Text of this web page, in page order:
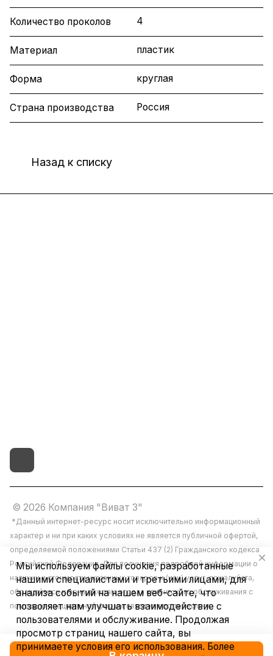
Количество проколов 4
Материал пластик
Форма круглая
Страна производства Россия
Назад к списку
© 2026 Компания "Виват 3"
*Данный интернет-ресурс носит исключительно информационный
характер и ни при каких условиях не является публичной офертой,
определяемой положениями Статьи 437 (2) Гражданского кодекса
Российской Федерации. Для получения подробной информации о
наличии и стоимости указанных товаров и (или) услуг, пожалуйста,
обращайтесь к менеджерам отдела клиентского обслуживания с
помощью специальной формы связи или по телефону.
Мы используем файлы cookie, разработанные
нашими специалистами и третьими лицами, для
анализа событий на нашем веб-сайте, что
позволяет нам улучшать взаимодействие с
пользователями и обслуживание. Продолжая
просмотр страниц нашего сайта, вы
принимаете условия его использования. Более